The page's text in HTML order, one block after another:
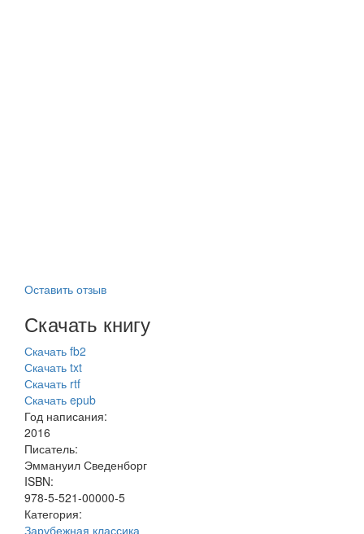
Оставить отзыв
Скачать книгу
Скачать fb2
Скачать txt
Скачать rtf
Скачать epub
Год написания:
2016
Писатель:
Эммануил Сведенборг
ISBN:
978-5-521-00000-5
Категория:
Зарубежная классика